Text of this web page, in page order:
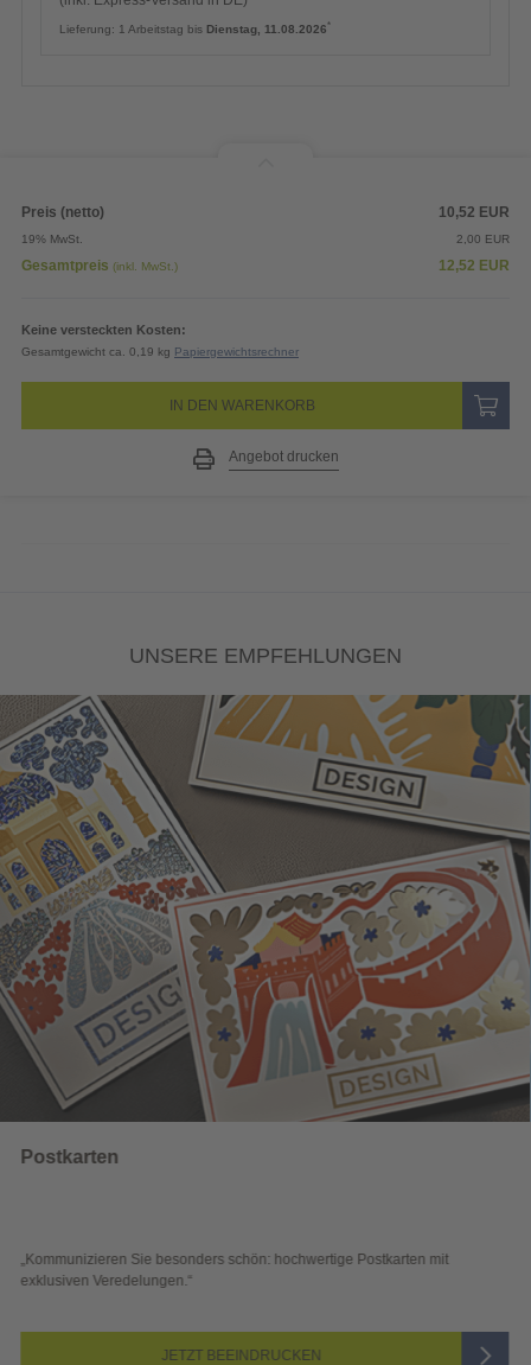
Lieferung: 1 Arbeitstag bis Dienstag, 11.08.2026*
Preis (netto) 10,52 EUR
19% MwSt. 2,00 EUR
Gesamtpreis (inkl. MwSt.) 12,52 EUR
Keine versteckten Kosten:
Gesamtgewicht ca. 0,19 kg Papiergewichtsrechner
IN DEN WARENKORB
Angebot drucken
UNSERE EMPFEHLUNGEN
Wahlwerbung
„Sichtbar und wirkungsvoll – mit plakativer Wahlwerbung auf den ersten
Blick überzeugen.“
JETZT AUSWÄHLEN